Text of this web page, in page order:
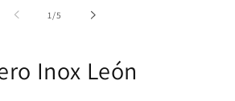
1 /de
5
Inox León